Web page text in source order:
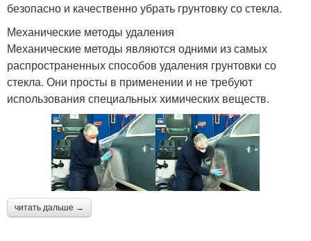
безопасно и качественно убрать грунтовку со стекла.
Механические методы удаления
Механические методы являются одними из самых
распространенных способов удаления грунтовки со
стекла. Они просты в применении и не требуют
использования специальных химических веществ.
читать дальше →